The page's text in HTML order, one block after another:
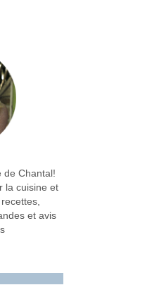
de Chantal!
la cuisine et
et avis